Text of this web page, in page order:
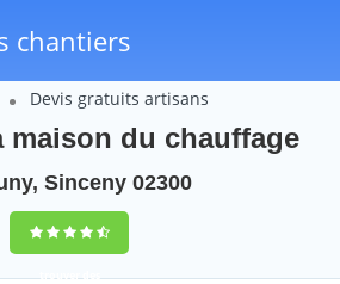
chantiers
Devis gratuits artisans
maison du chauffage
Sinceny 02300
trouver des